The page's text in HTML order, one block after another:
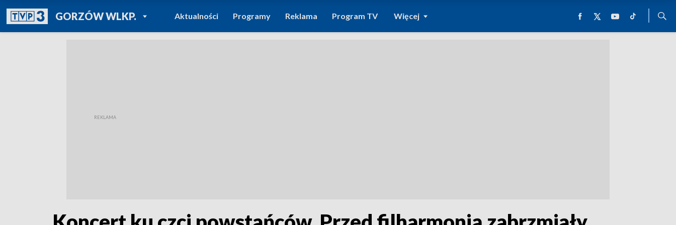
GORZÓW WLKP.POWRÓT DO
TVP REGIONY
Aktualności Programy Reklama Program TV Więcej